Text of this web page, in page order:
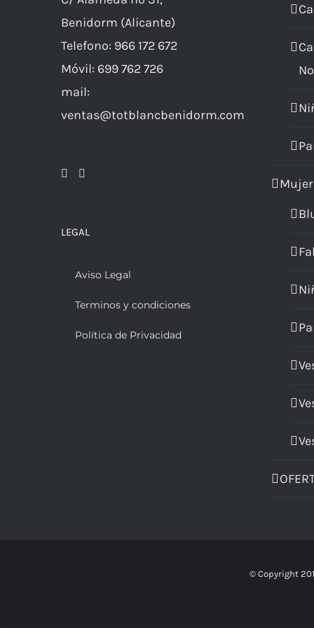
en
la
página
de
Benidorm (Alicante)
Telefono: 966 172 672
Móvil: 699 762 726
mail:
ventas@totblancbenidorm.com
LEGAL
Aviso Legal
Terminos y condiciones
Política de Privacidad
Mujer
© Copyright